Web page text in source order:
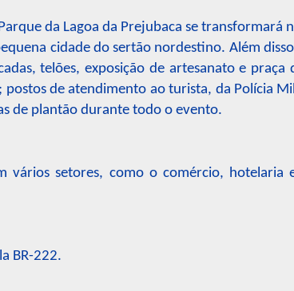
da Lagoa da Prejubaca se transformará
cidade do sertão nordestino. Além
telões, exposição de artesanato e praça
de atendimento ao turista, da Polícia
de plantão durante todo o evento.
setores, como o comércio, hotelaria
BR-222.